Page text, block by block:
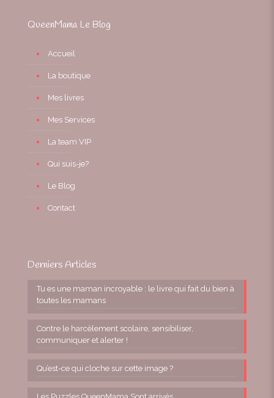
QueenMama Le Blog
Accueil
La boutique
Mes livres
Mes Services
La team VIP
Qui suis-je?
Le Blog
Contact
Derniers Articles
Tu es une maman incroyable : le livre qui fait du bien à
toutes les mamans
Contre le harcèlement scolaire, sensibiliser,
communiquer et alerter !
Qu’est-ce qui cloche sur cette image ?